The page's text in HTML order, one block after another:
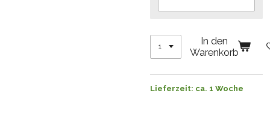
In den
Warenkorb
Lieferzeit: ca. 1 Woche